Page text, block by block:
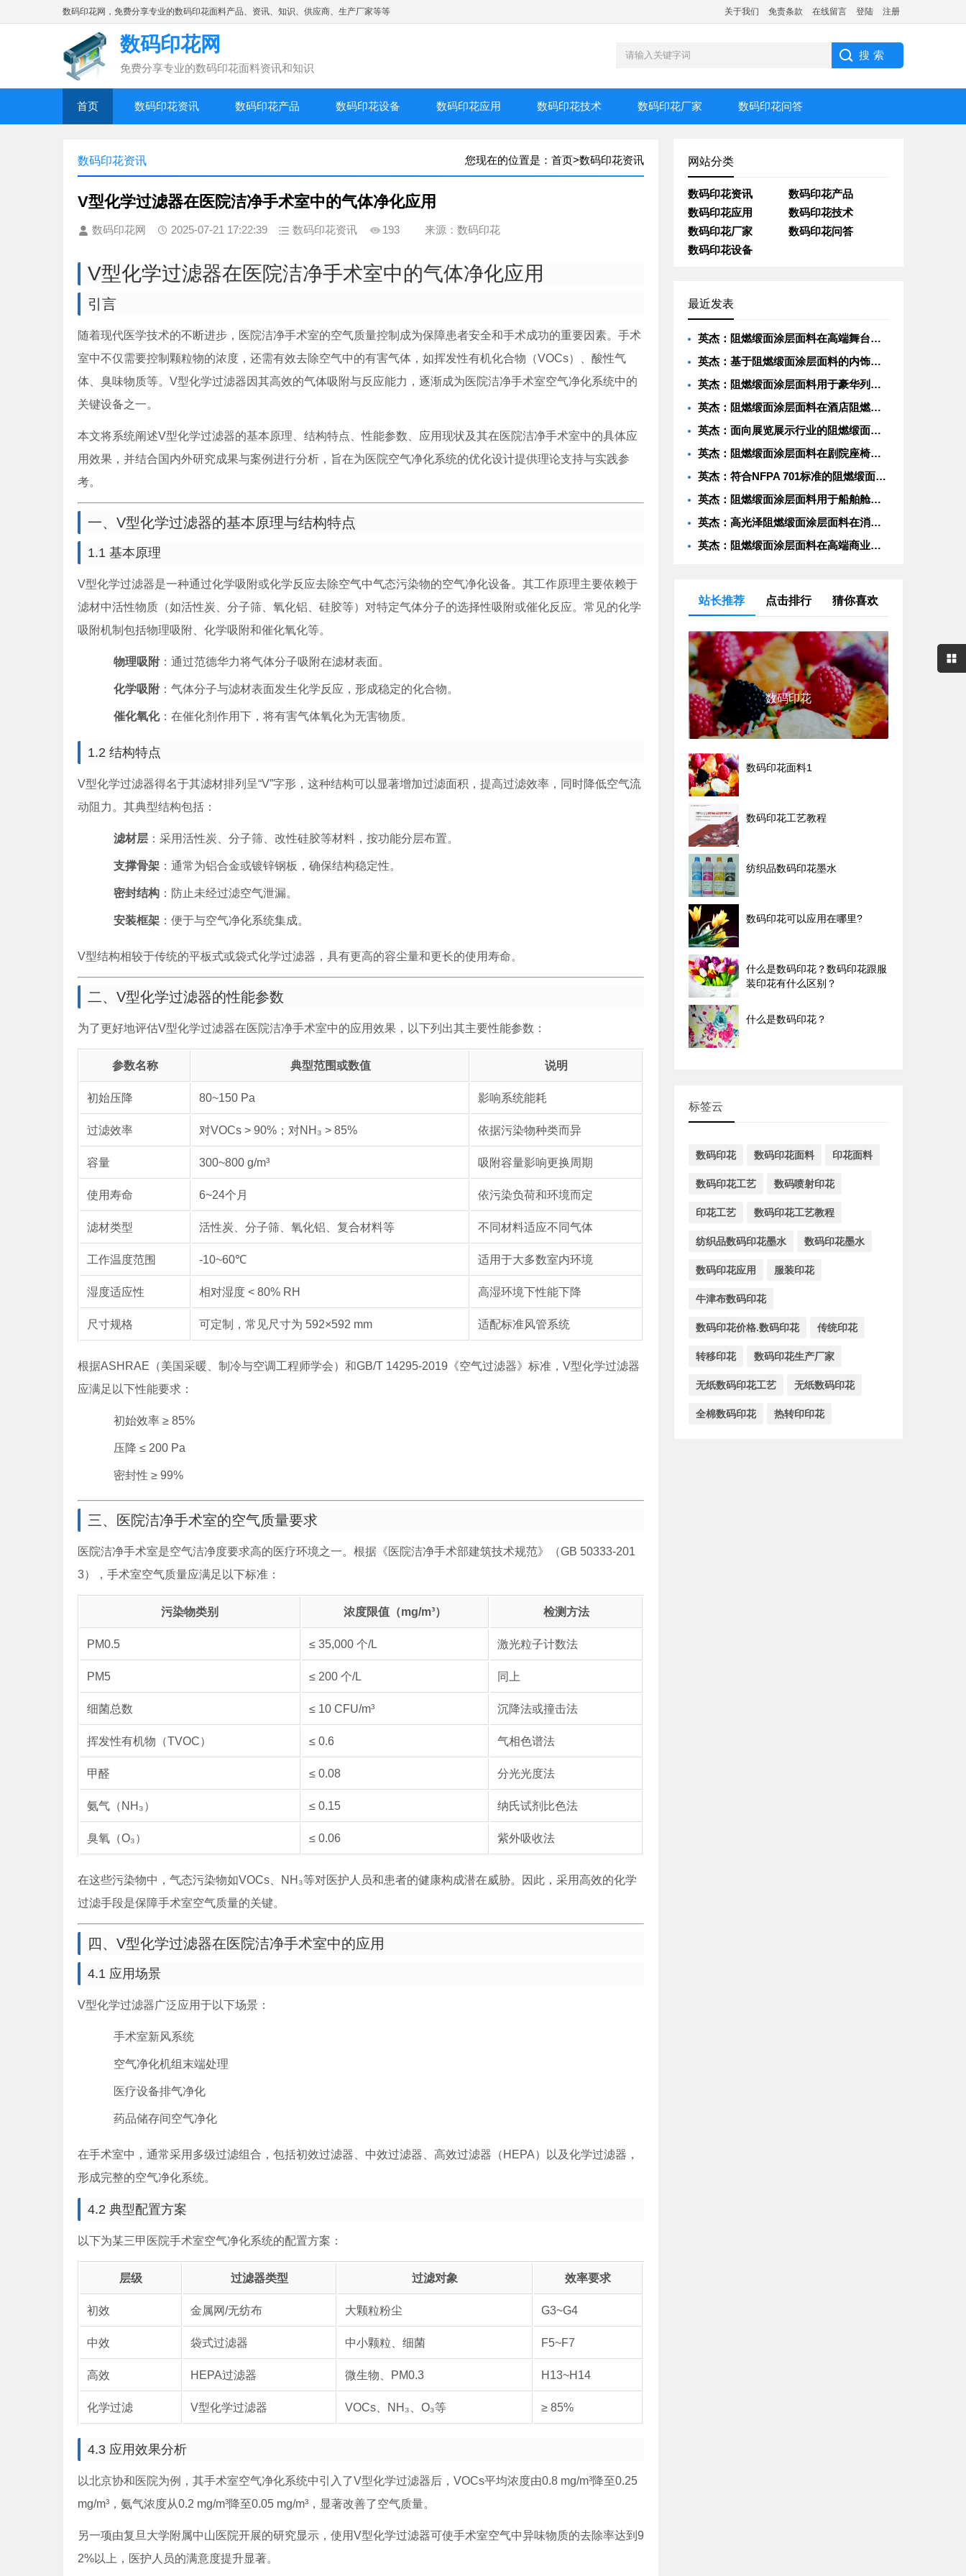
数码印花网，免费分享专业的数码印花面料产品、资讯、知识、供应商、生产厂家等等 关于我们 免责条款 在线留言 登陆 注册
数码印花网
免费分享专业的数码印花面料资讯和知识
首页 数码印花资讯 数码印花产品 数码印花设备 数码印花应用 数码印花技术 数码印花厂家 数码印花问答
您现在的位置是： 首页>数码印花资讯
数码印花资讯
V型化学过滤器在医院洁净手术室中的气体净化应用
数码印花网 2025-07-21 17:22:39 数码印花资讯 193 来源：数码印花
V型化学过滤器在医院洁净手术室中的气体净化应用
引言
随着现代医学技术的不断进步，医院洁净手术室的空气质量控制成为保障患者安全和手术成功的重要因素。手术
室中不仅需要控制颗粒物的浓度，还需有效去除空气中的有害气体，如挥发性有机化合物（VOCs）、酸性气
体、臭味物质等。V型化学过滤器因其高效的气体吸附与反应能力，逐渐成为医院洁净手术室空气净化系统中的
关键设备之一。
本文将系统阐述V型化学过滤器的基本原理、结构特点、性能参数、应用现状及其在医院洁净手术室中的具体应
用效果，并结合国内外研究成果与案例进行分析，旨在为医院空气净化系统的优化设计提供理论支持与实践参
考。
一、V型化学过滤器的基本原理与结构特点
1.1 基本原理
V型化学过滤器是一种通过化学吸附或化学反应去除空气中气态污染物的空气净化设备。其工作原理主要依赖于
滤材中活性物质（如活性炭、分子筛、氧化铝、硅胶等）对特定气体分子的选择性吸附或催化反应。常见的化学
吸附机制包括物理吸附、化学吸附和催化氧化等。
物理吸附 ：通过范德华力将气体分子吸附在滤材表面。
化学吸附 ：气体分子与滤材表面发生化学反应，形成稳定的化合物。
催化氧化：在催化剂作用下，将有害气体氧化为无害物质。
1.2 结构特点
V型化学过滤器得名于其滤材排列呈“V”字形，这种结构可以显著增加过滤面积，提高过滤效率，同时降低空气流
动阻力。其典型结构包括：
滤材层 ：采用活性炭、分子筛、改性硅胶等材料，按功能分层布置。
支撑骨架 ：通常为铝合金或镀锌钢板，确保结构稳定性。
密封结构 ：防止未经过滤空气泄漏。
安装框架 ：便于与空气净化系统集成。
V型结构相较于传统的平板式或袋式化学过滤器，具有更高的容尘量和更长的使用寿命。
二、V型化学过滤器的性能参数
为了更好地评估V型化学过滤器在医院洁净手术室中的应用效果，以下列出其主要性能参数：
参数名称 典型范围或数值 说明
初始压降 80~150 Pa 影响系统能耗
过滤效率 对VOCs > 90%；对NH₃ > 85% 依据污染物种类而异
容量 300~800 g/m³ 吸附容量影响更换周期
使用寿命 6~24个月 依污染负荷和环境而定
滤材类型 活性炭、分子筛、氧化铝、复合材料等 不同材料适应不同气体
工作温度范围 -10~60℃ 适用于大多数室内环境
湿度适应性 相对湿度 < 80% RH 高湿环境下性能下降
尺寸规格 可定制，常见尺寸为 592×592 mm 适配标准风管系统
根据ASHRAE（美国采暖、制冷与空调工程师学会）和GB/T 14295-2019《空气过滤器》标准，V型化学过滤器
应满足以下性能要求：
初始效率 ≥ 85%
压降 ≤ 200 Pa
密封性 ≥ 99%
三、医院洁净手术室的空气质量要求
医院洁净手术室是空气洁净度要求高的医疗环境之一。根据《医院洁净手术部建筑技术规范》（GB 50333-201
3），手术室空气质量应满足以下标准：
污染物类别 浓度限值（mg/m³） 检测方法
PM0.5 ≤ 35,000 个/L 激光粒子计数法
PM5 ≤ 200 个/L 同上
细菌总数 ≤ 10 CFU/m³ 沉降法或撞击法
挥发性有机物（TVOC） ≤ 0.6 气相色谱法
甲醛 ≤ 0.08 分光光度法
氨气（NH₃） ≤ 0.15 纳氏试剂比色法
臭氧（O₃） ≤ 0.06 紫外吸收法
在这些污染物中，气态污染物如VOCs、NH₃等对医护人员和患者的健康构成潜在威胁。因此，采用高效的化学
过滤手段是保障手术室空气质量的关键。
四、V型化学过滤器在医院洁净手术室中的应用
4.1 应用场景
V型化学过滤器广泛应用于以下场景：
手术室新风系统
空气净化机组末端处理
医疗设备排气净化
药品储存间空气净化
在手术室中，通常采用多级过滤组合，包括初效过滤器、中效过滤器、高效过滤器（HEPA）以及化学过滤器，
形成完整的空气净化系统。
4.2 典型配置方案
以下为某三甲医院手术室空气净化系统的配置方案：
层级 过滤器类型 过滤对象 效率要求
初效 金属网/无纺布 大颗粒粉尘 G3~G4
中效 袋式过滤器 中小颗粒、细菌 F5~F7
高效 HEPA过滤器 微生物、PM0.3 H13~H14
化学过滤 V型化学过滤器 VOCs、NH₃、O₃等 ≥ 85%
4.3 应用效果分析
以北京协和医院为例，其手术室空气净化系统中引入了V型化学过滤器后，VOCs平均浓度由0.8 mg/m³降至0.25
mg/m³，氨气浓度从0.2 mg/m³降至0.05 mg/m³，显著改善了空气质量。
另一项由复旦大学附属中山医院开展的研究显示，使用V型化学过滤器可使手术室空气中异味物质的去除率达到9
2%以上，医护人员的满意度提升显著。
网站分类
数码印花资讯
数码印花产品
数码印花应用
数码印花技术
数码印花厂家
数码印花问答
数码印花设备
最近发表
英杰：阻燃缎面涂层面料在高端舞台幕布中的应用性能研究
英杰：基于阻燃缎面涂层面料的内饰材料开发与测试
英杰：阻燃缎面涂层面料用于豪华列车包厢装饰的防火安全评估
英杰：阻燃缎面涂层面料在酒店阻燃窗帘系统中的工程化应用
英杰：面向展览展示行业的阻燃缎面涂层面料结构优化与耐久性分析
英杰：阻燃缎面涂层面料在剧院座椅包覆中的燃烧特性与舒适性平衡
英杰：符合NFPA 701标准的阻燃缎面涂层面料在公共空间软装中的实践
英杰：阻燃缎面涂层面料用于船舶舱室内饰的耐候性与阻燃协同机制
英杰：高光泽阻燃缎面涂层面料在消防应急指挥帐篷中的功能集成设计
英杰：阻燃缎面涂层面料在高端商业空间声学装饰中的复合性能探索
站长推荐 点击排行 猜你喜欢
数码印花
数码印花面料1
数码印花工艺教程
纺织品数码印花墨水
数码印花可以应用在哪里?
什么是数码印花？数码印花跟服
装印花有什么区别？
什么是数码印花？
标签云
数码印花 数码印花面料 印花面料
数码印花工艺 数码喷射印花
印花工艺 数码印花工艺教程
纺织品数码印花墨水 数码印花墨水
数码印花应用 服装印花
牛津布数码印花
数码印花价格.数码印花 传统印花
转移印花 数码印花生产厂家
无纸数码印花工艺 无纸数码印花
全棉数码印花 热转印印花